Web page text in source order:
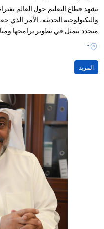
يشهد قطاع التعليم حول العالم
والتكنولوجية الحديثة، الأمر
متجدد يتمثل في تطوير برامجها
باحتياجات سوق العمل ومتطلبات
-
المزيد